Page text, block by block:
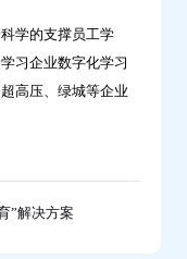
学的支撑员工学
习企业数字化学习
高压、绿城等企业
”解决方案